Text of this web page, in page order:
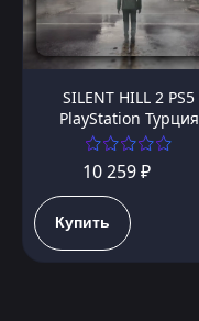
SILENT HILL 2 PS5
PlayStation Турция
10 259 ₽
Купить